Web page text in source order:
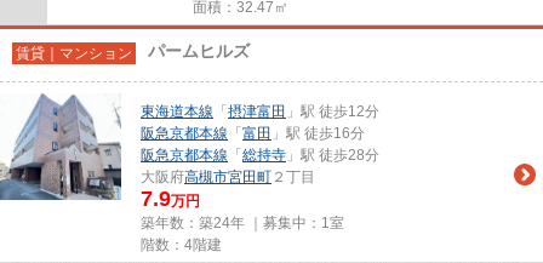
面積：32.47㎡
賃貸｜マンション パームヒルズ
東海道本線 「 摂津富田 」駅 徒歩12分
阪急京都本線 「 富田 」駅 徒歩16分
阪急京都本線 「 総持寺 」駅 徒歩28分
大阪府高槻市宮田町 ２丁目
7.9万円
築年数：築24年 ｜募集中： 1室
階数：4階建